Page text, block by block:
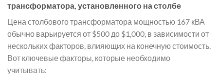
трансформатора, установленного на столбе
Цена столбового трансформатора мощностью 167 кВА
обычно варьируется от $500 до $1,000, в зависимости от
нескольких факторов, влияющих на конечную стоимость.
Вот ключевые факторы, которые необходимо
учитывать: